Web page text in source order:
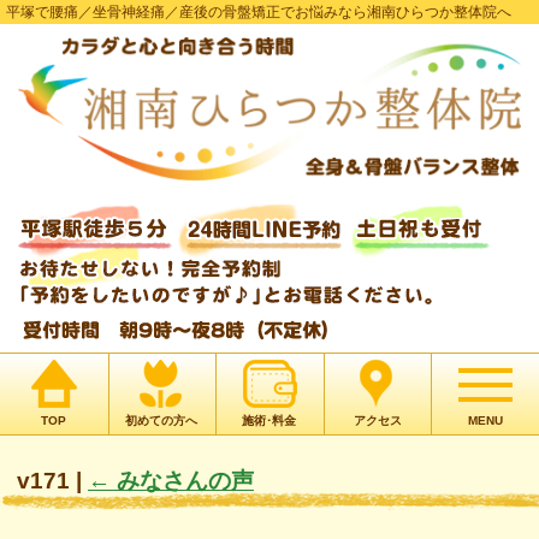
平塚で腰痛／坐骨神経痛／産後の骨盤矯正でお悩みなら湘南ひらつか整体院へ
TOP 初めての方へ 施術･料金 アクセス MENU
v171 | ← みなさんの声